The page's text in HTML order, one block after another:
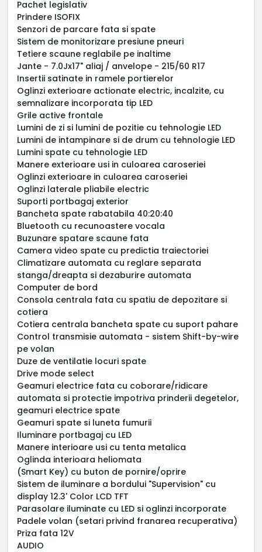
Pachet legislativ
Prindere ISOFIX
Senzori de parcare fata si spate
Sistem de monitorizare presiune pneuri
Tetiere scaune reglabile pe inaltime
Jante - 7.0Jx17" aliaj / anvelope - 215/60 R17
Insertii satinate in ramele portierelor
Oglinzi exterioare actionate electric, incalzite, cu
semnalizare incorporata tip LED
Grile active frontale
Lumini de zi si lumini de pozitie cu tehnologie LED
Lumini de intampinare si de drum cu tehnologie LED
Lumini spate cu tehnologie LED
Manere exterioare usi in culoarea caroseriei
Oglinzi exterioare in culoarea caroseriei
Oglinzi laterale pliabile electric
Suporti portbagaj exterior
Bancheta spate rabatabila 40:20:40
Bluetooth cu recunoastere vocala
Buzunare spatare scaune fata
Camera video spate cu predictia traiectoriei
Climatizare automata cu reglare separata
stanga/dreapta si dezaburire automata
Computer de bord
Consola centrala fata cu spatiu de depozitare si
cotiera
Cotiera centrala bancheta spate cu suport pahare
Control transmisie automata - sistem Shift-by-wire
pe volan
Duze de ventilatie locuri spate
Drive mode select
Geamuri electrice fata cu coborare/ridicare
automata si protectie impotriva prinderii degetelor,
geamuri electrice spate
Geamuri spate si luneta fumurii
Iluminare portbagaj cu LED
Manere interioare usi cu tenta metalica
Oglinda interioara heliomata
(Smart Key) cu buton de pornire/oprire
Sistem de iluminare a bordului "Supervision" cu
display 12.3' Color LCD TFT
Parasolare iluminate cu LED si oglinzi incorporate
Padele volan (setari privind franarea recuperativa)
Priza fata 12V
AUDIO